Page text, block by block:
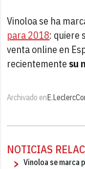
Vinoloa se ha
para 2018: quiere
venta online en
recientemente su
Archivado enE.Leclerc
NOTICIAS
Vinoloa se marca